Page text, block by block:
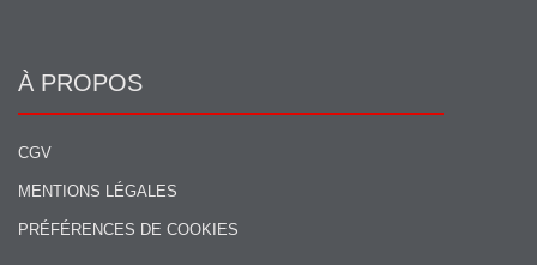
À PROPOS
CGV
MENTIONS LÉGALES
PRÉFÉRENCES DE COOKIES